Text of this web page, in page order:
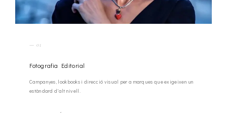
— 01
Fotografia Editorial
Campanyes, lookbooks i direcció visual per a marques que exigeixen un
estàndard d'alt nivell.